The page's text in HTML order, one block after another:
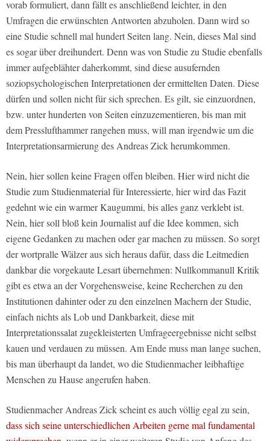
vorab formuliert, dann fällt es anschließend leichter, in den
Umfragen die erwünschten Antworten abzuholen. Dann wird so
eine Studie schnell mal hundert Seiten lang. Nein, dieses Mal sind
es sogar über dreihundert. Denn was von Studie zu Studie ebenfalls
immer aufgeblähter daherkommt, sind diese ausufernden
soziopsychologischen Interpretationen der ermittelten Daten. Diese
dürfen und sollen nicht für sich sprechen. Es gilt, sie einzuordnen,
bzw. unter hunderten von Seiten einzuzementieren, bis man mit
dem Presslufthammer rangehen muss, will man irgendwie um die
Interpretationsarmierung des Andreas Zick herumkommen.
Nein, hier sollen keine Fragen offen bleiben. Hier wird nicht die
Studie zum Studienmaterial für Interessierte, hier wird das Fazit
gedehnt wie ein warmer Kaugummi, bis alles ganz verklebt ist.
Nein, hier soll bloß kein Journalist auf die Idee kommen, sich
eigene Gedanken zu machen oder gar machen zu müssen. So sorgt
der wortpralle Wälzer aus sich heraus dafür, dass die Leitmedien
dankbar die vorgekaute Lesart übernehmen: Nullkommanull Kritik
gibt es etwa an der Vorgehensweise, keine Recherchen zu den
Institutionen dahinter oder zu den einzelnen Machern der Studie,
einfach nichts als Lob und Dankbarkeit, diese mit
Interpretationssalat zugekleisterten Umfrageergebnisse nicht selbst
kauen und verdauen zu müssen. Am Ende muss man lange suchen,
bis man überhaupt da landet, wo die Studienmacher leibhaftige
Menschen zu Hause angerufen haben.
Studienmacher Andreas Zick scheint es auch völlig egal zu sein,
dass sich seine unterschiedlichen Arbeiten gerne mal fundamental